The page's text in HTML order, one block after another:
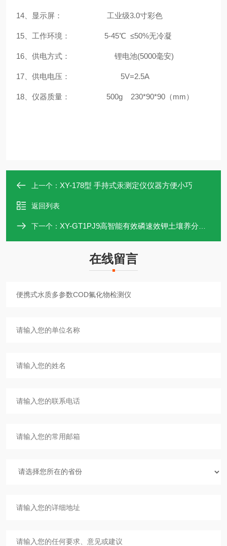
14、显示屏： 工业级3.0寸彩色
15、工作环境： 5-45℃ ≤50%无冷凝
16、供电方式： 锂电池(5000毫安)
17、供电电压： 5V=2.5A
18、仪器质量： 500g 230*90*90（mm）
上一个： XY-178型 手持式汞测定仪仪器方便小巧
返回列表
下一个： XY-GT1PJ9高智能有效磷速效钾土壤养分检测仪
在线留言